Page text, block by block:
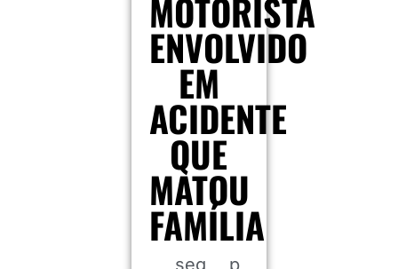
MOTORISTA
ENVOLVIDO
EM
ACIDENTE
QUE
MATOU
FAMÍLIA
seg
p